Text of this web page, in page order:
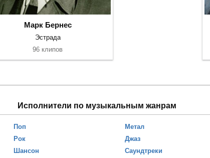
Марк Бернес
Эстрада
96 клипов
Исполнители по музыкальным жанрам
Поп
Рок
Шансон
Метал
Джаз
Саундтреки